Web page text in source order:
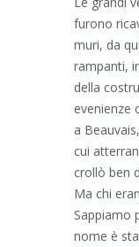
furono
muri, da
rampanti,
della
evenienze
a
cui
crollò ben
Ma chi
Sappiamo
nome è